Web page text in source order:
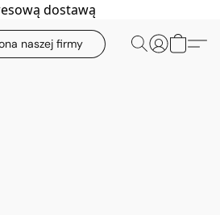
dostawą
naszej firmy